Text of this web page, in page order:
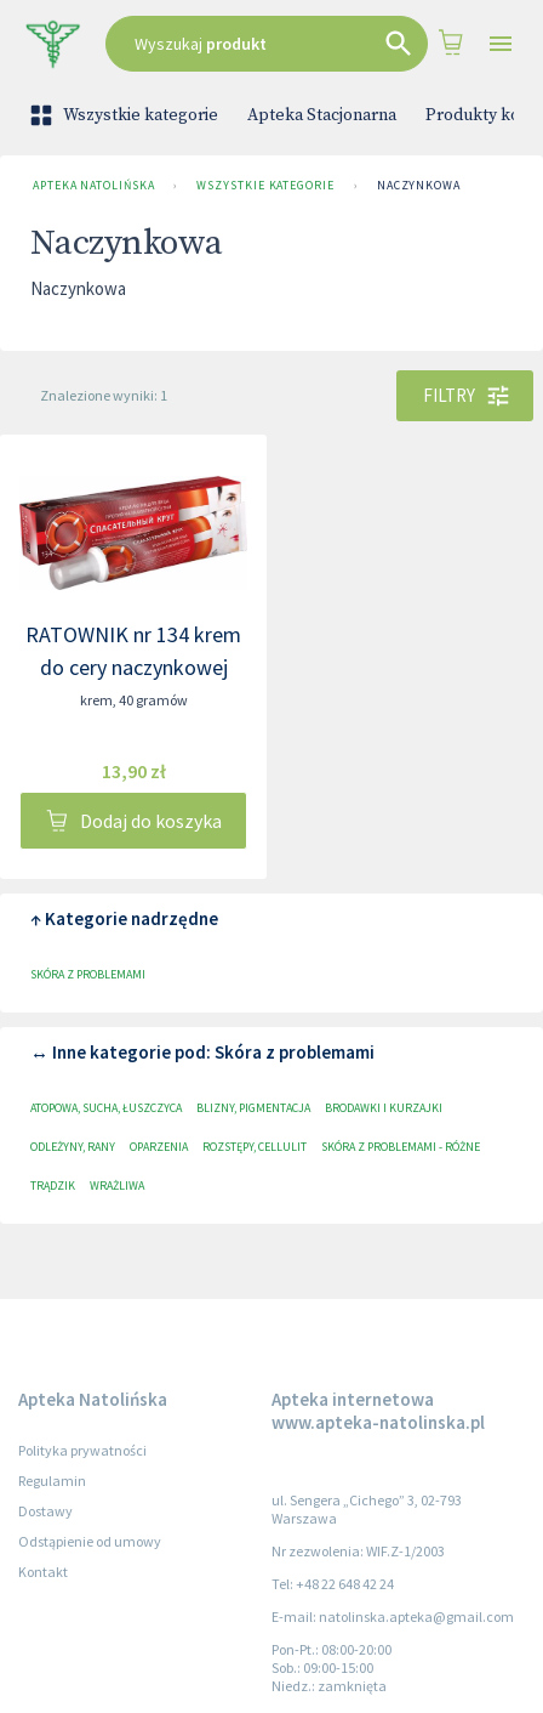
Wyszukaj produkt
Wszystkie kategorie Apteka Stacjonarna Produkty
APTEKA NATOLIŃSKA › WSZYSTKIE KATEGORIE › NACZYNKOWA
Naczynkowa
Naczynkowa
Znalezione wyniki: 1 FILTRY
RATOWNIK nr 134 krem
do cery naczynkowej
krem, 40 gramów
13,90 zł
Dodaj do koszyka
↑ Kategorie nadrzędne
SKÓRA Z PROBLEMAMI
↔ Inne kategorie pod: Skóra z problemami
ATOPOWA, SUCHA, ŁUSZCZYCA BLIZNY, PIGMENTACJA BRODAWKI I KURZAJKI
ODLEŻYNY, RANY OPARZENIA ROZSTĘPY, CELLULIT SKÓRA Z PROBLEMAMI - RÓŻNE
TRĄDZIK WRAŻLIWA
Apteka Natolińska
Polityka prywatności
Regulamin
Dostawy
Odstąpienie od umowy
Kontakt
Apteka internetowa
www.apteka-natolinska.pl
ul. Sengera „Cichego” 3, 02-793
Warszawa
Nr zezwolenia: WIF.Z-1/2003
Tel: +48 22 648 42 24
E-mail: natolinska.apteka@gmail.com
Pon-Pt.: 08:00-20:00
Sob.: 09:00-15:00
Niedz.: zamknięta